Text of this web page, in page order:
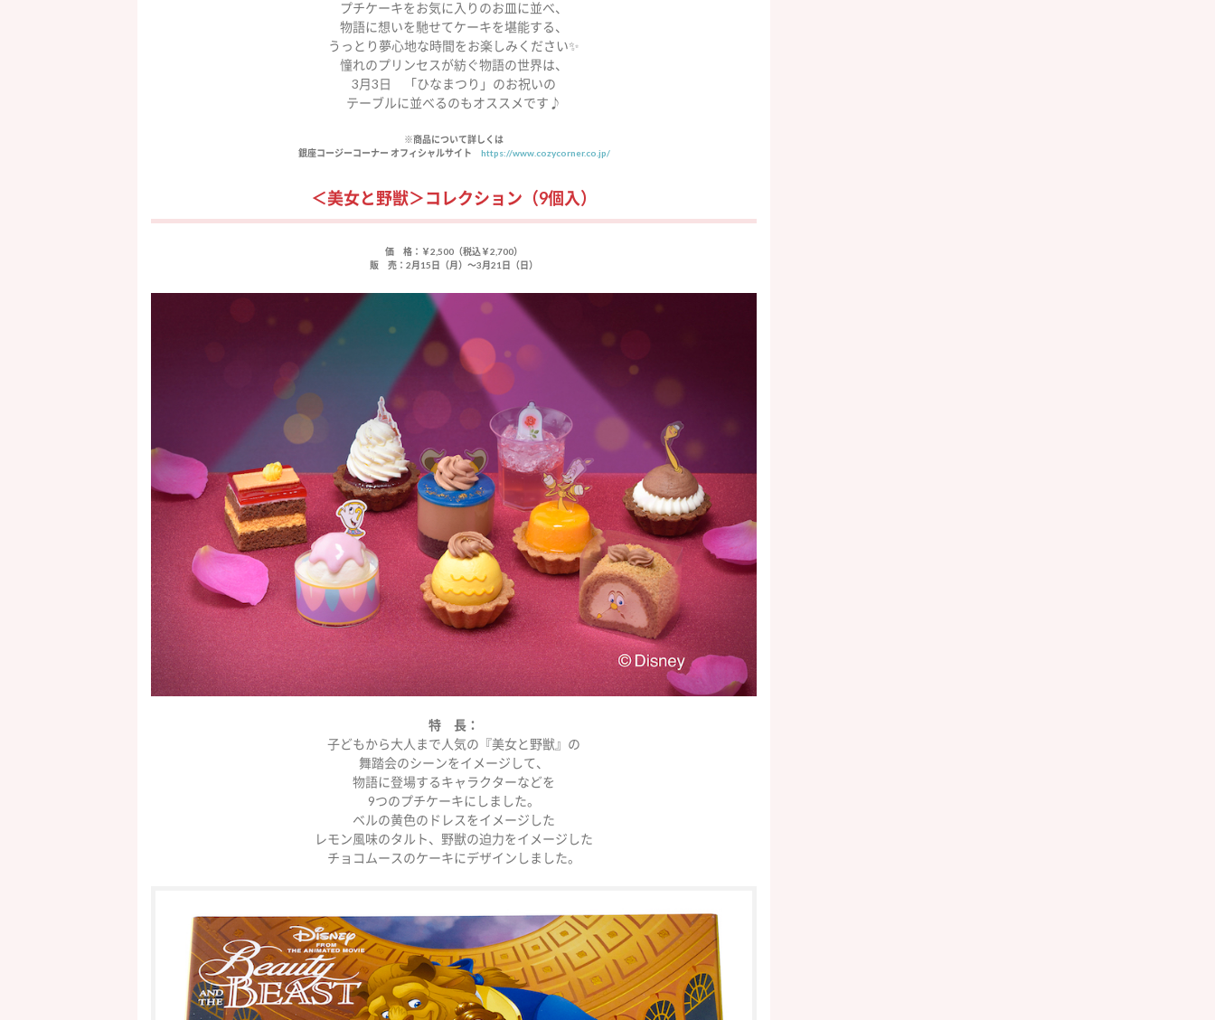
プチケーキをお気に入りのお皿に並べ、
物語に想いを馳せてケーキを堪能する、
うっとり夢心地な時間をお楽しみください✨
憧れのプリンセスが紡ぐ物語の世界は、
3月3日 「ひなまつり」のお祝いの
テーブルに並べるのもオススメです♪
※商品について詳しくは
銀座コージーコーナー オフィシャルサイト https://www.cozycorner.co.jp/
＜美女と野獣＞コレクション（9個入）
価 格：￥2,500（税込￥2,700）
販 売：2月15日（月）〜3月21日（日）
特 長：
子どもから大人まで人気の『美女と野獣』の
舞踏会のシーンをイメージして、
物語に登場するキャラクターなどを
9つのプチケーキにしました。
ベルの黄色のドレスをイメージした
レモン風味のタルト、野獣の迫力をイメージした
チョコムースのケーキにデザインしました。